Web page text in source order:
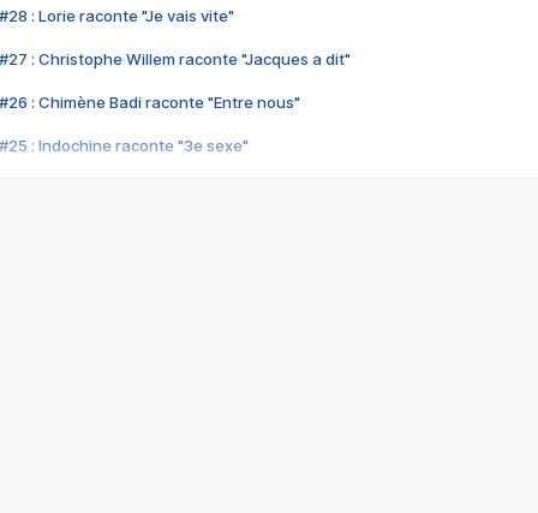
#28 : Lorie raconte "Je vais vite"
#27 : Christophe Willem raconte "Jacques a dit"
#26 : Chimène Badi raconte "Entre nous"
#25 : Indochine raconte "3e sexe"